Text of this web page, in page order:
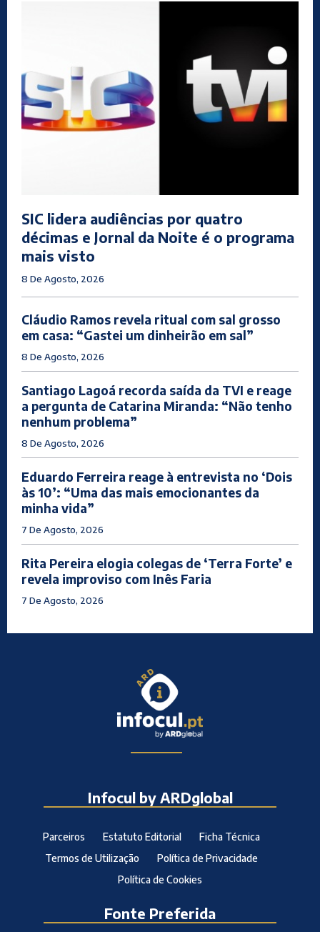
SIC lidera audiências por quatro
décimas e Jornal da Noite é o programa
mais visto
8 De Agosto, 2026
Cláudio Ramos revela ritual com sal grosso
em casa: “Gastei um dinheirão em sal”
8 De Agosto, 2026
Santiago Lagoá recorda saída da TVI e reage
a pergunta de Catarina Miranda: “Não tenho
nenhum problema”
8 De Agosto, 2026
Eduardo Ferreira reage à entrevista no ‘Dois
às 10’: “Uma das mais emocionantes da
minha vida”
7 De Agosto, 2026
Rita Pereira elogia colegas de ‘Terra Forte’ e
revela improviso com Inês Faria
7 De Agosto, 2026
Infocul by ARDglobal
Parceiros Estatuto Editorial
Ficha Técnica
Termos de Utilização
Política de Privacidade
Política de Cookies
Fonte Preferida